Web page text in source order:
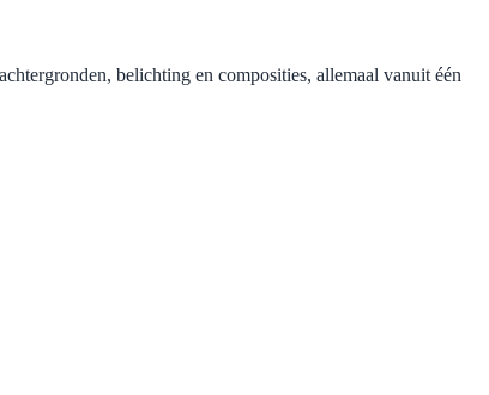
belichting en composities, allemaal vanuit één